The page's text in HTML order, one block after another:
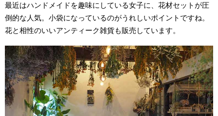
最近はハンドメイドを趣味にしている女子に、花材セットが圧
倒的な人気。小袋になっているのがうれしいポイントですね。
花と相性のいいアンティーク雑貨も販売しています。